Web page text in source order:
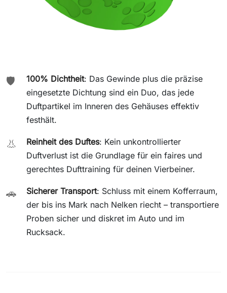
🛡️ 100% Dichtheit: Das Gewinde plus die präzise
eingesetzte Dichtung sind ein Duo, das jede
Duftpartikel im Inneren des Gehäuses effektiv
festhält.
👃 Reinheit des Duftes: Kein unkontrollierter
Duftverlust ist die Grundlage für ein faires und
gerechtes Dufttraining für deinen Vierbeiner.
🚗 Sicherer Transport: Schluss mit einem Kofferraum,
der bis ins Mark nach Nelken riecht – transportiere
Proben sicher und diskret im Auto und im
Rucksack.